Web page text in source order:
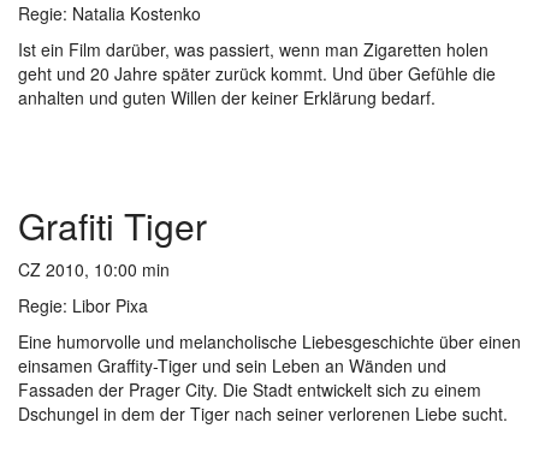
Regie: Natalia Kostenko
Ist ein Film darüber, was passiert, wenn man Zigaretten holen
geht und 20 Jahre später zurück kommt. Und über Gefühle die
anhalten und guten Willen der keiner Erklärung bedarf.
Grafiti Tiger
CZ 2010, 10:00 min
Regie: Libor Pixa
Eine humorvolle und melancholische Liebesgeschichte über einen
einsamen Graffity-Tiger und sein Leben an Wänden und
Fassaden der Prager City. Die Stadt entwickelt sich zu einem
Dschungel in dem der Tiger nach seiner verlorenen Liebe sucht.